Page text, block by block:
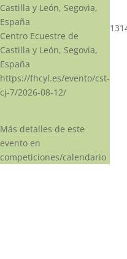
Castilla y León, Segovia,
España
Centro Ecuestre de
Castilla y León, Segovia,
España
https://fhcyl.es/evento/cst-
cj-7/2026-08-12/
Más detalles de este
evento en
competiciones/calendario
13